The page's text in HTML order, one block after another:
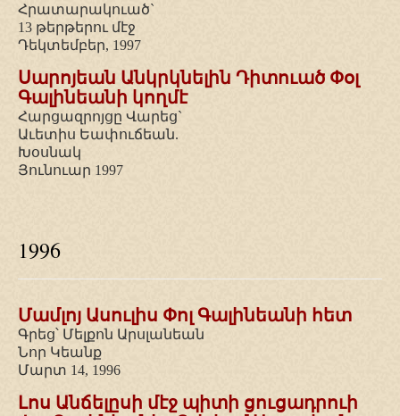
Հրատարակուած`
13 թերթերու մէջ
Դեկտեմբեր, 1997
Սարոյեան Անկրկնելին Դիտուած Փօլ
Գալինեանի կողմէ
Հարցազրոյցը Վարեց`
Աւետիս Եափուճեան.
Խօսնակ
Յունուար 1997
1996
Մամլոյ Ասուլիս Փոլ Գալինեանի հետ
Գրեց՝ Մելքոն Արսլանեան
Նոր Կեանք
Մարտ 14, 1996
Լոս Անճելըսի մէջ պիտի ցուցադրուի